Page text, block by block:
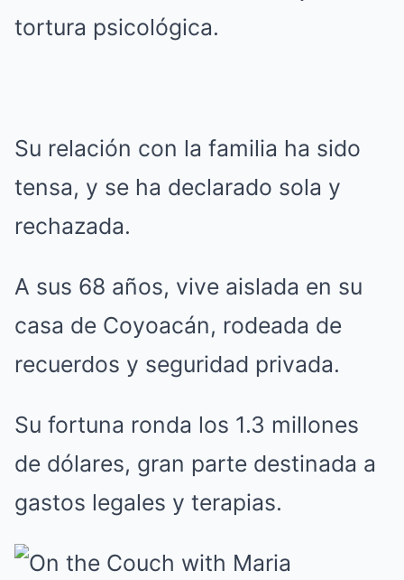
tortura psicológica.
Su relación con la familia ha sido
tensa, y se ha declarado sola y
rechazada.
A sus 68 años, vive aislada en su
casa de Coyoacán, rodeada de
recuerdos y seguridad privada.
Su fortuna ronda los 1.3 millones
de dólares, gran parte destinada a
gastos legales y terapias.